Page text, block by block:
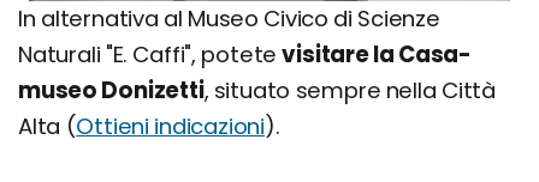
In alternativa al Museo Civico di Scienze
Naturali "E. Caffi", potetevisitare la Casa-
museo Donizetti, situato sempre nella Città
Alta (Ottieni indicazioni).